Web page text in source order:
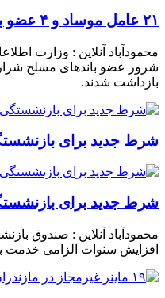
۲۱ عامل موساد و ۴ عضو باند‌های مسلح بازداشت شدند
شرور عضو باند‌های مسلح
بازداشت شدند.
شرط جدید برای
شرط جدید برای
محمودآباد آنلاین : صندوق
افزایش سنوات الزامی خدمت